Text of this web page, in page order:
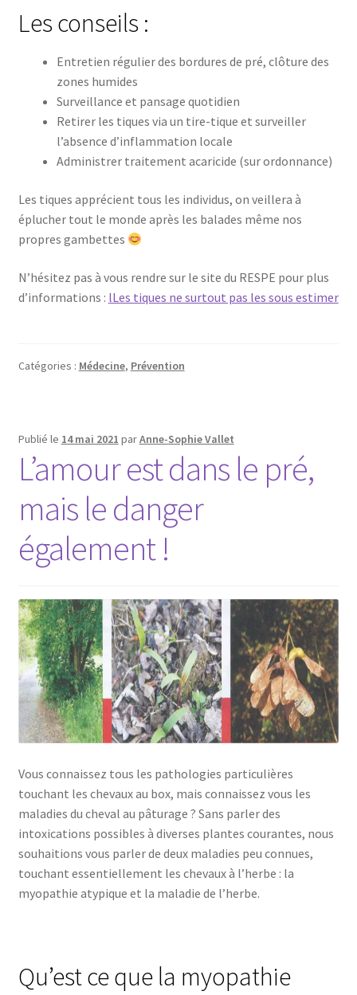
Les conseils :
Entretien régulier des bordures de pré, clôture des
zones humides
Surveillance et pansage quotidien
Retirer les tiques via un tire-tique et surveiller
l’absence d’inflammation locale
Administrer traitement acaricide (sur ordonnance)
Les tiques apprécient tous les individus, on veillera à
éplucher tout le monde après les balades même nos
propres gambettes
N’hésitez pas à vous rendre sur le site du RESPE pour plus
d’informations : lLes tiques ne surtout pas les sous estimer
Catégories : Médecine, Prévention
Publié le 14 mai 2021 parAnne-Sophie Vallet
L’amour est dans le pré,
mais le danger
également !
Vous connaissez tous les pathologies particulières
touchant les chevaux au box, mais connaissez vous les
maladies du cheval au pâturage ? Sans parler des
intoxications possibles à diverses plantes courantes, nous
souhaitions vous parler de deux maladies peu connues,
touchant essentiellement les chevaux à l’herbe : la
myopathie atypique et la maladie de l’herbe.
Qu’est ce que la myopathie